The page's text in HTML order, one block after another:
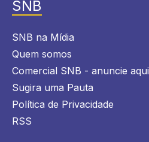
SNB
SNB na Mídia
Quem somos
Comercial SNB - anuncie aqui
Sugira uma Pauta
Política de Privacidade
RSS